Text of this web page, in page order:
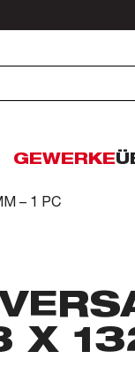
GEWERKE
– 1 PC
X